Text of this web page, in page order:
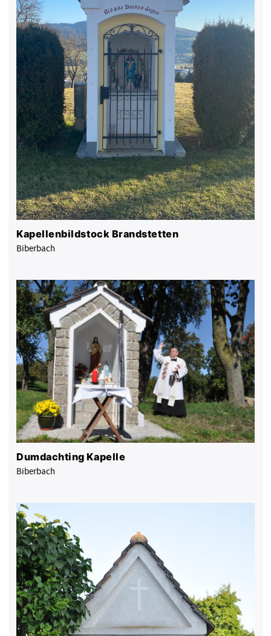
Kapellenbildstock Brandstetten
Biberbach
Dumdachting Kapelle
Biberbach